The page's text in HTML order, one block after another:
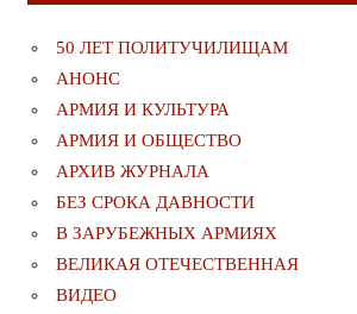
50 ЛЕТ ПОЛИТУЧИЛИЩАМ
АНОНС
АРМИЯ И КУЛЬТУРА
АРМИЯ И ОБЩЕСТВО
АРХИВ ЖУРНАЛА
БЕЗ СРОКА ДАВНОСТИ
В ЗАРУБЕЖНЫХ АРМИЯХ
ВЕЛИКАЯ ОТЕЧЕСТВЕННАЯ
ВИДЕО